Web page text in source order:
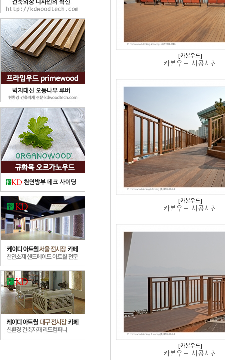
[카본우드]
카본우드 시공사진
[카본우드]
카본우드 시공사진
[카본우드]
카본우드 시공사진